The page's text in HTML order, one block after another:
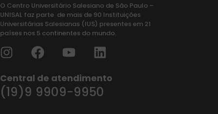
O Centro Universitário Salesiano de São Paulo –
UNISAL faz parte de mais de 90 Instituições
Universitárias Salesianas (IUS) presentes em 21
países nos 5 continentes do mundo.
Central de atendimento
(19)9 9909-9950